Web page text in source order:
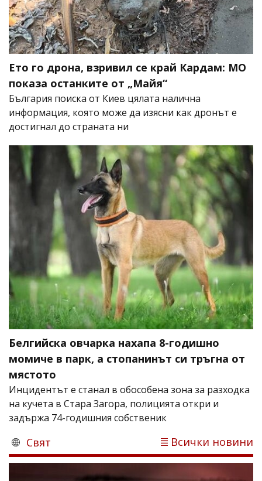
Ето го дрона, взривил се край Кардам: МО
показа останките от „Майя“
България поиска от Киев цялата налична
информация, която може да изясни как дронът е
достигнал до страната ни
Белгийска овчарка нахапа 8-годишно
момиче в парк, а стопанинът си тръгна от
мястото
Инцидентът е станал в обособена зона за разходка
на кучета в Стара Загора, полицията откри и
задържа 74-годишния собственик
Свят Всички новини